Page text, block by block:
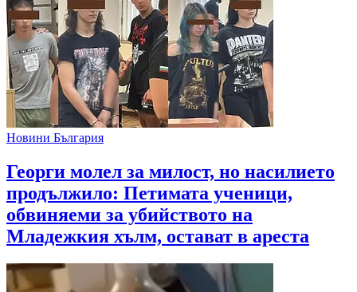
Новини България
Георги молел за милост, но насилието
продължило: Петимата ученици,
обвиняеми за убийството на
Младежкия хълм, остават в ареста